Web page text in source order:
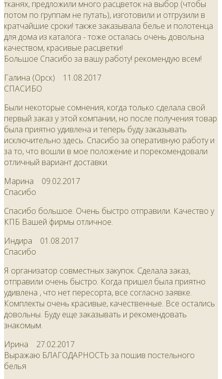
тканях, предложили много расцветок на выбор (чтобы
потом по группам не путать), изготовили и отгрузили в
кратчайшие сроки! также заказывала белье и полотенца
для дома из каталога - тоже осталась очень довольна
качеством, красивые расцветки!
Большое Спасибо за вашу работу! рекомендую всем!
Галина (Орск) 11.08.2017
СПАСИБО
Были некоторые сомнения, когда только сделала свой
первый заказ у этой компании, но после получения товар
была приятно удивлена и теперь буду заказывать
исключительно здесь. Спасибо за оперативную работу и
за то, что вошли в мое положение и порекомендовали
отличный вариант доставки.
Марина 09.02.2017
Спасибо
Спасибо большое. Очень быстро отправили. Качество у
КПБ Вашей фирмы отличное.
Индира 01.08.2017
Спасибо
Я организатор совместных закупок. Сделала заказ,
отправили очень быстро. Когда пришел была приятно
удивлена , что нет пересорта, все согласно заявке.
Комплекты очень красивые, качественные. Все остались
довольны. Буду еще заказывать и рекомендовать
знакомым.
Ирина 27.02.2017
Выражаю БЛАГОДАРНОСТЬ за пошив постельного
белья